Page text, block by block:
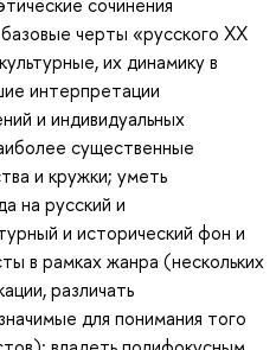
черты «русского XX
их динамику в
интерпретации
и индивидуальных
существенные
и кружки; уметь
на русский и
и исторический фон и
в рамках жанра (нескольких
различать
для понимания того